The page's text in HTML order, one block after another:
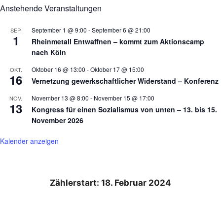
Anstehende Veranstaltungen
SEP.
1
September 1 @ 9:00 -September 6 @ 21:00
Rheinmetall Entwaffnen – kommt zum Aktionscamp
nach Köln
OKT.
16
Oktober 16 @ 13:00 -Oktober 17 @ 15:00
Vernetzung gewerkschaftlicher Widerstand – Konferenz
NOV.
13
November 13 @ 8:00 - November 15 @ 17:00
Kongress für einen Sozialismus von unten – 13. bis 15.
November 2026
Kalender anzeigen
Zählerstart: 18. Februar 2024